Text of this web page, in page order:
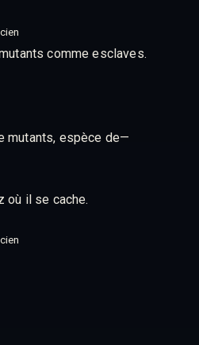
comme esclaves.
mutants, espèce de—
où il se cache.